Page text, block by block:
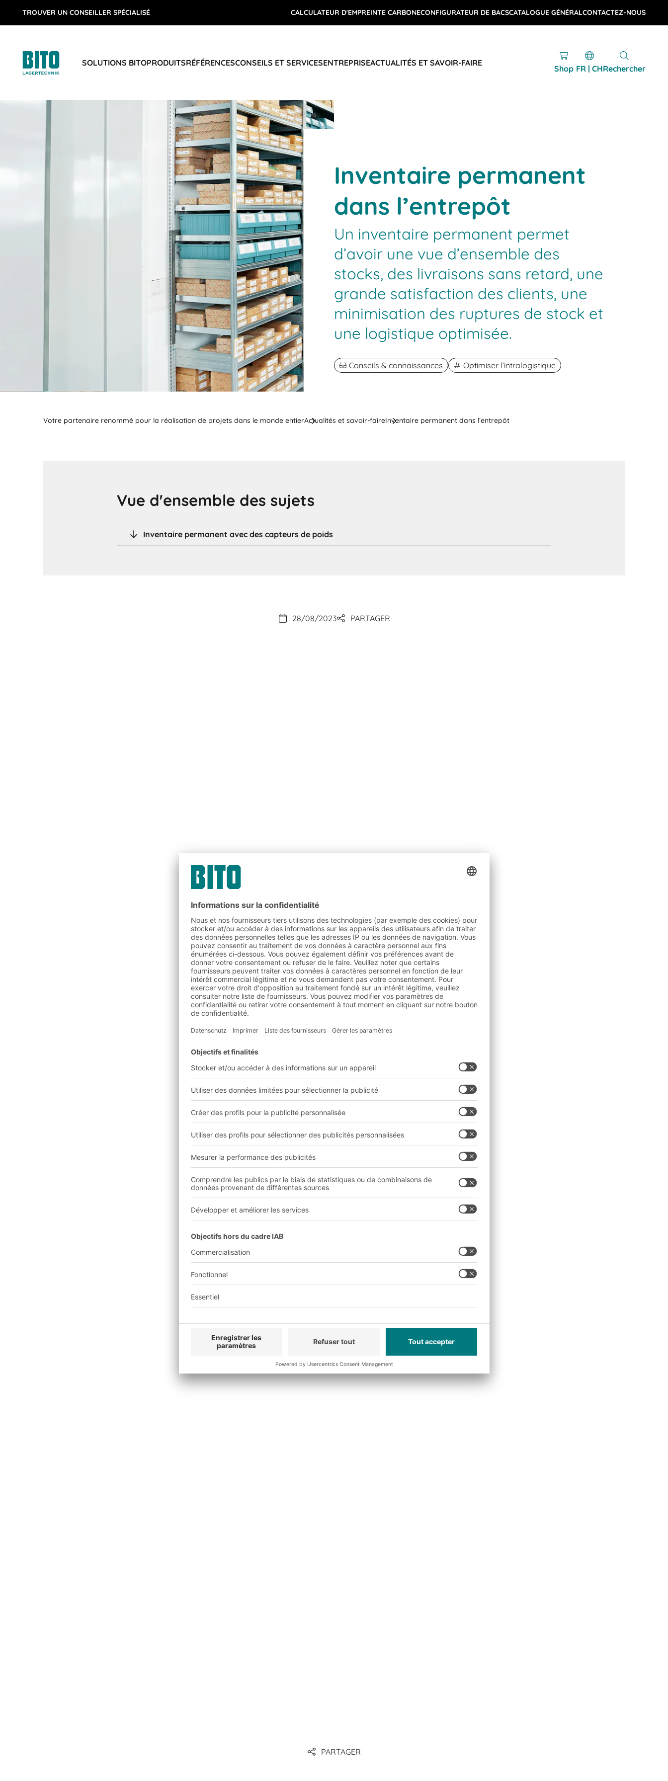
TROUVER UN CONSEILLER SPÉCIALISÉ CALCULATEUR D'EMPREINTE CARBONECONFIGURATEUR DE BACSCATALOGUE GÉNÉRALCONTACTEZ-NOUS
SOLUTIONS BITOPRODUITSRÉFÉRENCESCONSEILS ET SERVICESENTREPRISEACTUALITÉS ET SAVOIR-FAIRE
Shop FR | CHRechercher
Inventaire permanent
dans l’entrepôt
Un inventaire permanent permet
d’avoir une vue d’ensemble des
stocks, des livraisons sans retard, une
grande satisfaction des clients, une
minimisation des ruptures de stock et
une logistique optimisée.
Conseils & connaissances Optimiser l’intralogistique
Votre partenaire renommé pour la réalisation de projets dans le monde entierActualités et savoir-faireInventaire permanent dans l’entrepôt
Vue d'ensemble des sujets
Inventaire permanent avec des capteurs de poids
28/08/2023 PARTAGER
PARTAGER